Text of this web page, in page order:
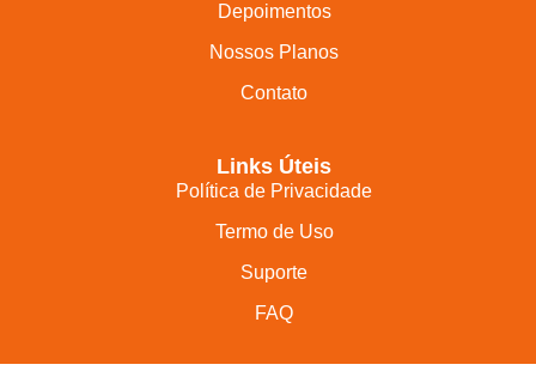
Depoimentos
Nossos Planos
Contato
Links Úteis
Política de Privacidade
Termo de Uso
Suporte
FAQ